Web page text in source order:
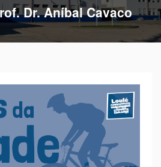
Dr. Aníbal Cavaco